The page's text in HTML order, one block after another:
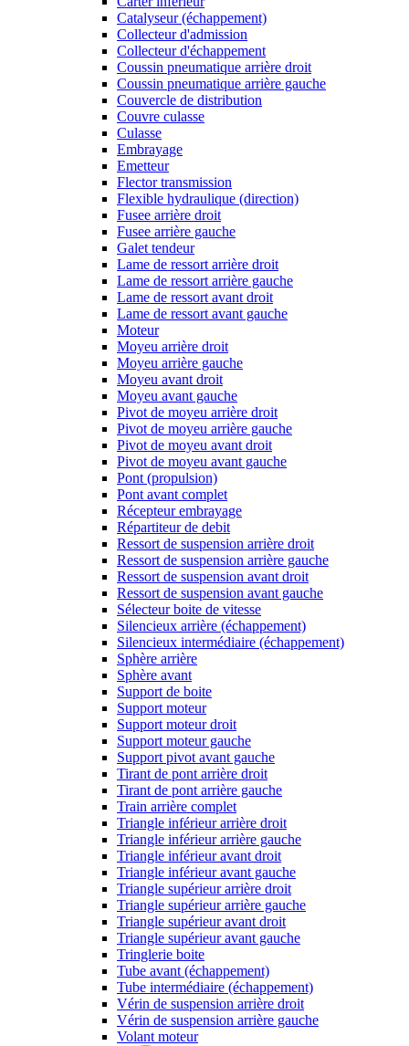
Catalyseur (échappement)
Collecteur d'admission
Collecteur d'échappement
Coussin pneumatique arrière droit
Coussin pneumatique arrière gauche
Couvercle de distribution
Couvre culasse
Culasse
Embrayage
Emetteur
Flector transmission
Flexible hydraulique (direction)
Fusee arrière droit
Fusee arrière gauche
Galet tendeur
Lame de ressort arrière droit
Lame de ressort arrière gauche
Lame de ressort avant droit
Lame de ressort avant gauche
Moteur
Moyeu arrière droit
Moyeu arrière gauche
Moyeu avant droit
Moyeu avant gauche
Pivot de moyeu arrière droit
Pivot de moyeu arrière gauche
Pivot de moyeu avant droit
Pivot de moyeu avant gauche
Pont (propulsion)
Pont avant complet
Récepteur embrayage
Répartiteur de debit
Ressort de suspension arrière droit
Ressort de suspension arrière gauche
Ressort de suspension avant droit
Ressort de suspension avant gauche
Sélecteur boite de vitesse
Silencieux arrière (échappement)
Silencieux intermédiaire (échappement)
Sphère arrière
Sphère avant
Support de boite
Support moteur
Support moteur droit
Support moteur gauche
Support pivot avant gauche
Tirant de pont arrière droit
Tirant de pont arrière gauche
Train arrière complet
Triangle inférieur arrière droit
Triangle inférieur arrière gauche
Triangle inférieur avant droit
Triangle inférieur avant gauche
Triangle supérieur arrière droit
Triangle supérieur arrière gauche
Triangle supérieur avant droit
Triangle supérieur avant gauche
Tringlerie boite
Tube avant (échappement)
Tube intermédiaire (échappement)
Vérin de suspension arrière droit
Vérin de suspension arrière gauche
Volant moteur